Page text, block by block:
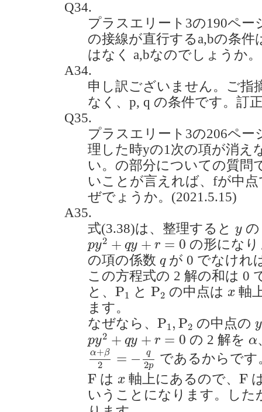
Q34.
プラスエリート3の190ペ
の接線が直行するa,bの条件
はなく a,bなのでしょうか
A34.
申し訳ございません。ご指
なく、p, q の条件です。訂
Q35.
プラスエリート3の206ペ
理した時yの1次の項が消え
い。の部分についての質問
いことが言えれば、fが中
ぜでょうか。(2021.5.15)
A35.
式(3.38)は、整理すると y
y
py2 + qy + r = 0
py2+qy+r=0
の形にな
の項の係数 q
qが 0 でなけれ
この方程式の 2 解の和は 0
と、 P1
P1 とP2
P2 の中点は x
x 軸
ます。
なぜなら、 P1 , P2
P1 P2 の中点のy
y
py2 + qy + r = 0
py 2+qy +r = 0 の 2 解を α
α
α+β
2 = − q
2p
α+β 2 =−q 2p
であるからです
F
F は x
x 軸上にあるので、 F
F
いうことになります。した